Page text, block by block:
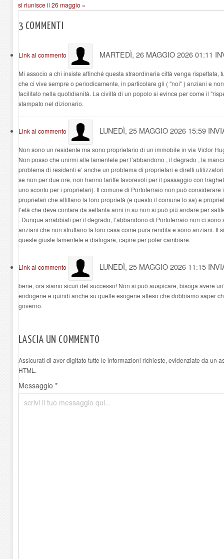
si riunisce il 26 maggio »
3 COMMENTI
Link al commento MARTEDÌ, 26 MAGGIO 2026 01:11
Mi associo a chi insiste affinché questa straordinaria città venga rispettata,
che ci vive sempre o periodicamente, in particolare gli ( "noi" ) anziani e
facilitato nella quotidianità. La civiltà di un popolo si evince per come il
stampato nel dizionario.
Link al commento LUNEDÌ, 25 MAGGIO 2026 15:59
Non sono un residente ma sono proprietario di un immobile in via Victor
Non posso che unirmi alle lamentele per l’abbandono , il degrado , la
problema di residenti e’ anche un problema di proprietari e diretti
se non per due ore, non hanno tariffe favorevoli per il passaggio con
uno sconto per i proprietari). Il comune di Portoferraio non può
proprietari che affittano la loro proprietà (e questo il comune lo sa) e
l’età che deve contare da settanta anni in su non si può più andare per
. Dunque arrabbiati per il degrado, l’abbandono di Portoferraio non ci
anziani che non sfruttano la loro casa come pura rendita e sono anziani. Il
queste giuste lamentele e dialogare, capire per poter cambiare.
Link al commento LUNEDÌ, 25 MAGGIO 2026 11:15
bene, ora siamo sicuri del successo! Non si può auspicare, bisoga avere
endogene e quindi anche su quelle esogene atteso che dobbiamo saper
governo.
LASCIA UN COMMENTO
Assicurati di aver digitato tutte le informazioni richieste, evidenziate da un
HTML.
Messaggio *